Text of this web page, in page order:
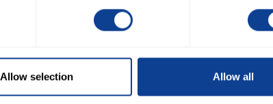
Allow selection Allow all
maj 4, 2026
Danska hamnkonsulten A1
XPartners utökar sin danska